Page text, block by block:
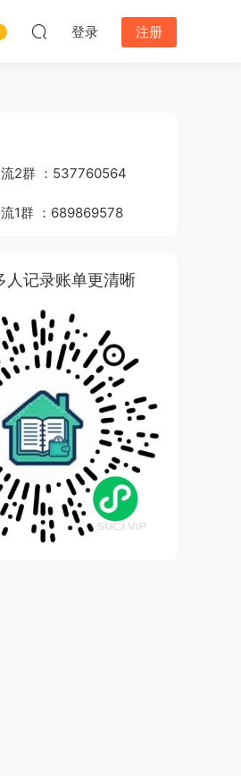
登录 注册
2群 ：537760564
1群 ：689869578
人记录账单更清晰